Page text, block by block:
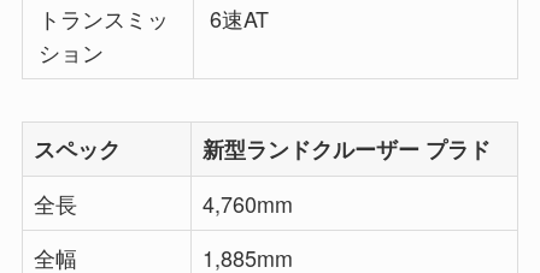
トランスミッ
ション
6速AT
スペック
新型ランドクルーザー プラド
全長
4,760mm
全幅
1,885mm